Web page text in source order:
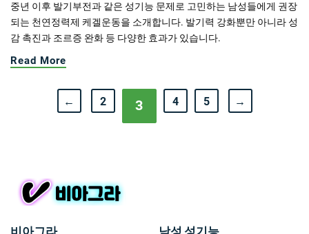
중년 이후 발기부전과 같은 성기능 문제로 고민하는 남성들에게 권장
되는 천연정력제 케겔운동을 소개합니다. 발기력 강화뿐만 아니라 성
감 촉진과 조르증 완화 등 다양한 효과가 있습니다.
Read More
← 2 3 4 5 →
비아그라 남성 성기능